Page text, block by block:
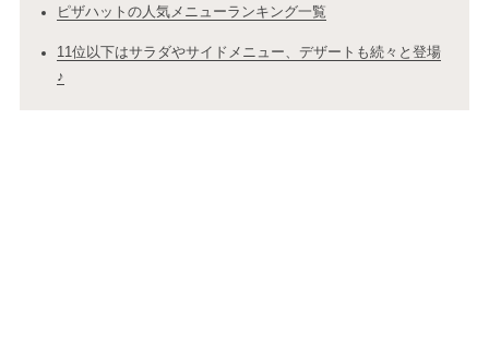
ピザハットの人気メニューランキング一覧
11位以下はサラダやサイドメニュー、デザートも続々と登場
♪